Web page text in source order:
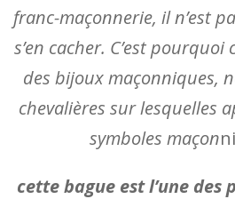
franc-maçonnerie, il n’est
s’en cacher. C’est
des bijoux maçonniques,
chevalières sur lesquelles
symboles maçon
cette bague est l’une des